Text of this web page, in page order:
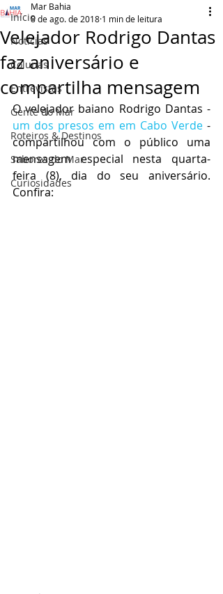
Início
Notícias
Colunas
Entrevistas
Gente do Mar
Roteiros & Destinos
Sabores do Mar
Curiosidades
Velejador Rodrigo Dantas
faz aniversário e
compartilha mensagem
Mar Bahia
8 de ago. de 2018 1 min de leitura
um dos presos em em Cabo Verde -
compartilhou com o público uma
mensagem especial nesta quarta-
feira (8), dia do seu aniversário.
Confira: